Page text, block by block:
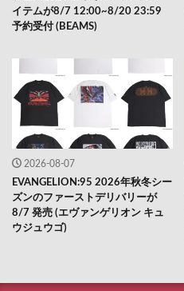
イテムが8/7 12:00~8/20 23:59
予約受付 (BEAMS)
2026-08-07
EVANGELION:95 2026年秋冬シー
ズンのファーストデリバリーが
8/7 発売 (エヴァンゲリオン キュ
ウジュウゴ)